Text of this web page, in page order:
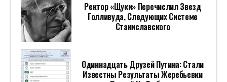
Ректор «Щуки» Перечислил Звезд
Голливуда, Следующих Системе
Станиславского
Одиннадцать Друзей Путина: Стали
Известны Результаты Жеребьевки